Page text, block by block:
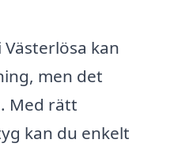
kan
men det
Med rätt
kan du enkelt